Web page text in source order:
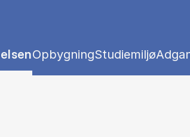
Show panel
OpbygningShow panel
Studiemiljø